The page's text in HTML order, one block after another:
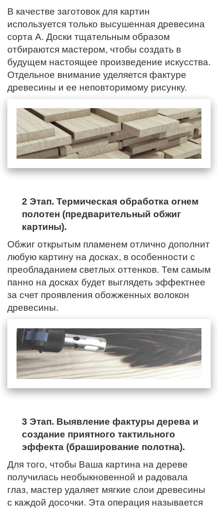
В качестве заготовок для картин
используется только высушенная древесина
сорта А. Доски тщательным образом
отбираются мастером, чтобы создать в
будущем настоящее произведение искусства.
Отдельное внимание уделяется фактуре
древесины и ее неповторимому рисунку.
2 Этап. Термическая обработка огнем
полотен (предварительный обжиг
картины).
Обжиг открытым пламенем отлично дополнит
любую картину на досках, в особенности с
преобладанием светлых оттенков. Тем самым
панно на досках будет выглядеть эффектнее
за счет проявления обожженных волокон
древесины.
3 Этап. Выявление фактуры дерева и
создание приятного тактильного
эффекта (браширование полотна).
Для того, чтобы Ваша картина на дереве
получилась необыкновенной и радовала
глаз, мастер удаляет мягкие слои древесины
с каждой досочки. Эта операция называется